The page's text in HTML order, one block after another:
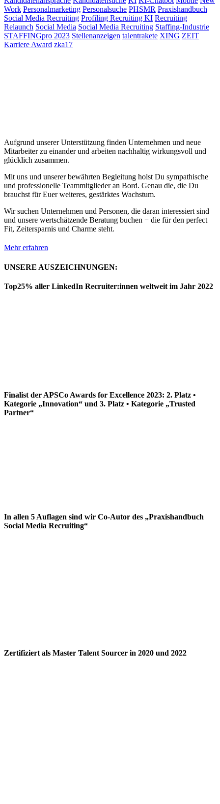
Work Personalmarketing Personalsuche PHSMR Praxishandbuch
Social Media Recruiting Profiling Recruiting KI Recruiting
Relaunch Social Media Social Media Recruiting Staffing-Industrie
STAFFINGpro 2023 Stellenanzeigen talentrakete XING ZEIT
Karriere Award zka17
Aufgrund unserer Unterstützung finden Unternehmen und neue
Mitarbeiter zu einander und arbeiten nachhaltig wirkungsvoll und
glücklich zusammen.
Mit uns und unserer bewährten Begleitung holst Du sympathische
und professionelle Teammitglieder an Bord. Genau die, die Du
brauchst für Euer weiteres, gestärktes Wachstum.
Wir suchen Unternehmen und Personen, die daran interessiert sind
und unsere wertschätzende Beratung buchen − die für den perfect
Fit, Zeitersparnis und Charme steht.
Mehr erfahren
UNSERE AUSZEICHNUNGEN:
Top25% aller LinkedIn Recruiter:innen weltweit im Jahr 2022
Finalist der APSCo Awards for Excellence 2023: 2. Platz •
Kategorie „Innovation“ und 3. Platz • Kategorie „Trusted
Partner“
In allen 5 Auflagen sind wir Co-Autor des „Praxishandbuch
Social Media Recruiting“
Zertifiziert als Master Talent Sourcer in 2020 und 2022